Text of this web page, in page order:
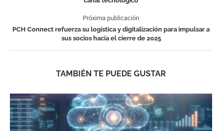
Próxima publicación
PCH Connect refuerza su logística y digitalización para impulsar a
sus socios hacia el cierre de 2025
TAMBIÉN TE PUEDE GUSTAR